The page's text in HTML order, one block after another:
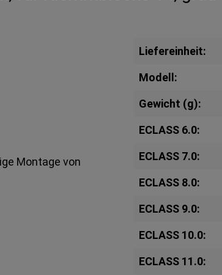
Montage von
Liefereinheit:
Modell:
Gewicht (g):
ECLASS 6.0:
ECLASS 7.0:
ECLASS 8.0:
ECLASS 9.0:
ECLASS 10.0:
ECLASS 11.0: